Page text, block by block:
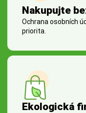
Nakupujte
Ochrana osobních
priorita.
Ekologická